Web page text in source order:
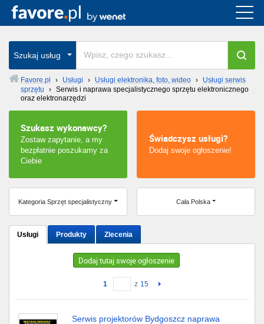
Szukaj usług
Favore.pl › Usługi › Usługi elektronika, foto, wideo ›
Usługi serwis
sprzętu
› Serwis i naprawa specjalistycznego sprzętu elektronicznego
oraz elektronarzędzi
Szukasz wykonawcy?
Zostaw zapytanie, a my
bezpłatnie poszukamy za
Ciebie
Świadczysz usługi?
Dodaj swoje ogłoszenie!
Kategoria Sprzęt specjalistyczny Cała Polska
Usługi Produkty Zlecenia
Dodaj tutaj swoje ogłoszenie
1 z 15
Serwis projektorów Bydgoszcz naprawa
Cała Polska
wszystkie w całym kraju
Warszawa
Wrocław
Kraków
Poznań
Łódź
Katowice
Chorzów